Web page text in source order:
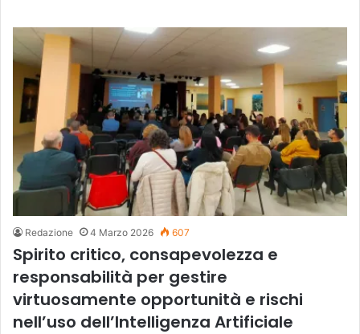
Redazione 4 Marzo 2026 607
Spirito critico, consapevolezza e
responsabilità per gestire
virtuosamente opportunità e rischi
nell’uso dell’Intelligenza Artificiale